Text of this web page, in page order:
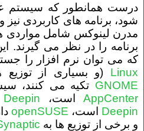
درست همانطور که سیستم
شود، برنامه های کاربردی نیز
مدرن لینوکس شامل مواردی
برنامه را در نظر می
که می توان نرم افزار را
Linux
(و بسیاری از توزیع
GNOME تکیه می کنند،
AppCenter است، Deepin
Deepin است، openSUSE
و برخی از توزیع ها به